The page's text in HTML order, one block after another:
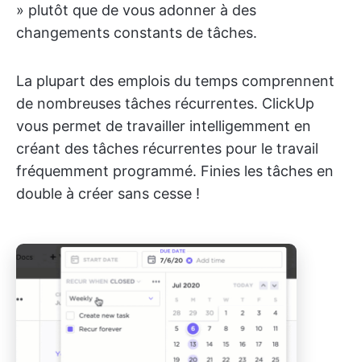
» plutôt que de vous adonner à des
changements constants de tâches.
La plupart des emplois du temps comprennent
de nombreuses tâches récurrentes. ClickUp
vous permet de travailler intelligemment en
créant des tâches récurrentes pour le travail
fréquemment programmé. Finies les tâches en
double à créer sans cesse !